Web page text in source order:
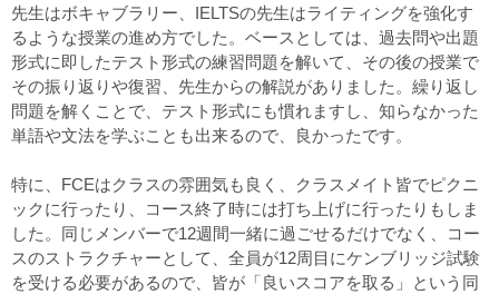
先生はボキャブラリー、IELTSの先生はライティングを強化す
るような授業の進め方でした。ベースとしては、過去問や出題
形式に即したテスト形式の練習問題を解いて、その後の授業で
その振り返りや復習、先生からの解説がありました。繰り返し
問題を解くことで、テスト形式にも慣れますし、知らなかった
単語や文法を学ぶことも出来るので、良かったです。
特に、FCEはクラスの雰囲気も良く、クラスメイト皆でピクニ
ックに行ったり、コース終了時には打ち上げに行ったりもしま
した。同じメンバーで12週間一緒に過ごせるだけでなく、コー
スのストラクチャーとして、全員が12周目にケンブリッジ試験
を受ける必要があるので、皆が「良いスコアを取る」という同